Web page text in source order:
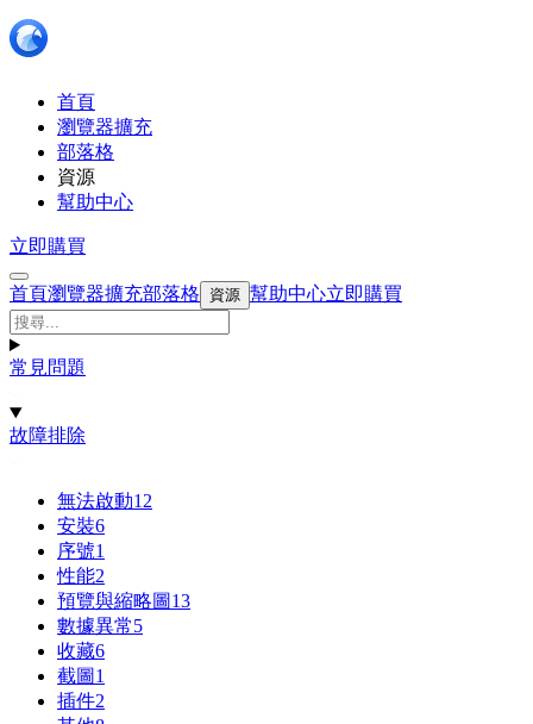
首頁
瀏覽器擴充
部落格
資源
幫助中心
立即購買
首頁瀏覽器擴充部落格 資源 幫助中心立即購買
常見問題
故障排除
無法啟動12
安裝6
序號1
性能2
預覽與縮略圖 13
數據異常5
收藏6
截圖 1
插件2